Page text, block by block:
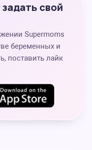
свой
Supermoms
беременных и
поставить лайк